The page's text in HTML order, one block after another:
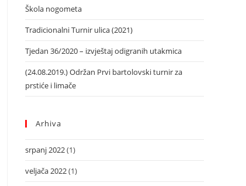
Škola nogometa
Tradicionalni Turnir ulica (2021)
Tjedan 36/2020 – izvještaj odigranih utakmica
(24.08.2019.) Održan Prvi bartolovski turnir za
prstiće i limače
Arhiva
srpanj 2022(1)
veljača 2022(1)